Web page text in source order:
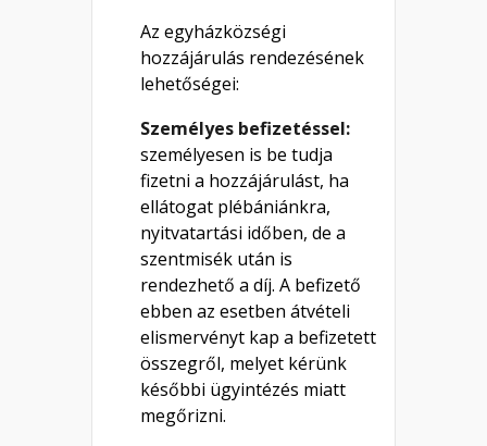
Az egyházközségi
hozzájárulás rendezésének
lehetőségei:
Személyes befizetéssel:
személyesen is be tudja
fizetni a hozzájárulást, ha
ellátogat plébániánkra,
nyitvatartási időben, de a
szentmisék után is
rendezhető a díj. A befizető
ebben az esetben átvételi
elismervényt kap a befizetett
összegről, melyet kérünk
későbbi ügyintézés miatt
megőrizni.